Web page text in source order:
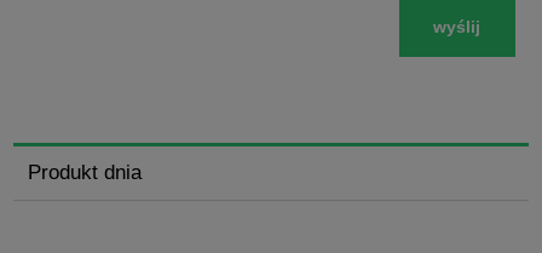
wyślij
Produkt dnia